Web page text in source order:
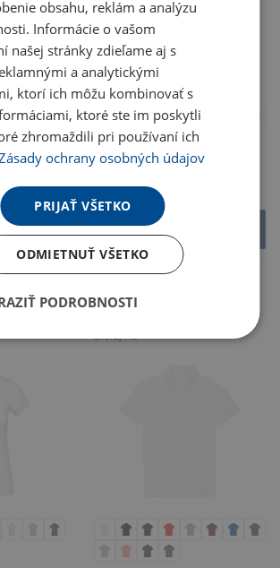
Zobraziť viac
U partnera 69 ks
9.57 €
bavlny,
B&C | My Eco Polo 65/35
biela, XS
obsahu, reklám a analýzu
Informácie o vašom
našej stránky zdieľame aj s
a analytickými
ktorí ich môžu kombinovať s
ktoré ste im poskytli
zhromaždili pri používaní ich
ochrany osobných údajov
PRIJAŤ VŠETKO
ODMIETNUŤ VŠETKO
PODROBNOSTI